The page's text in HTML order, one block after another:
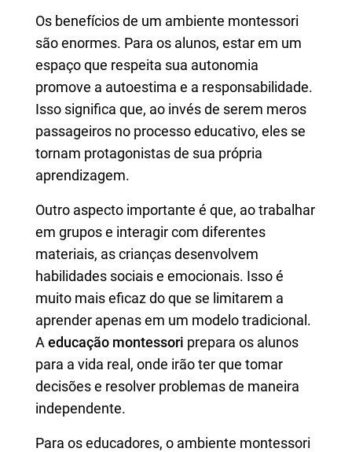
Os benefícios de um ambiente montessori
são enormes. Para os alunos, estar em um
espaço que respeita sua autonomia
promove a autoestima e a responsabilidade.
Isso significa que, ao invés de serem meros
passageiros no processo educativo, eles se
tornam protagonistas de sua própria
aprendizagem.
Outro aspecto importante é que, ao trabalhar
em grupos e interagir com diferentes
materiais, as crianças desenvolvem
habilidades sociais e emocionais. Isso é
muito mais eficaz do que se limitarem a
aprender apenas em um modelo tradicional.
A educação montessori prepara os alunos
para a vida real, onde irão ter que tomar
decisões e resolver problemas de maneira
independente.
Para os educadores, o ambiente montessori